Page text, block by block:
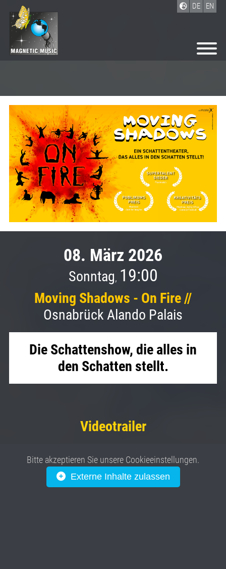
DE EN
08. März 2026
Sonntag, 19:00
Moving Shadows - On Fire //
Osnabrück Alando Palais
Die Schattenshow, die alles in
den Schatten stellt.
Videotrailer
Bitte akzeptieren Sie unsere Cookieeinstellungen.
Externe Inhalte zulassen